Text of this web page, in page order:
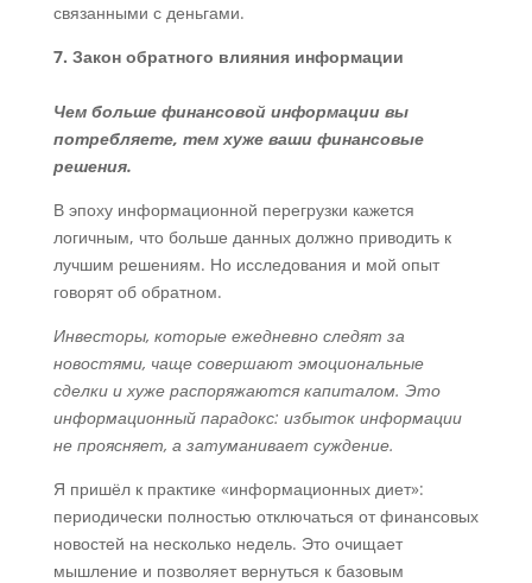
связанными с деньгами.
7. Закон обратного влияния информации
Чем больше финансовой информации вы
потребляете, тем хуже ваши финансовые
решения.
В эпоху информационной перегрузки кажется
логичным, что больше данных должно приводить к
лучшим решениям. Но исследования и мой опыт
говорят об обратном.
Инвесторы, которые ежедневно следят за
новостями, чаще совершают эмоциональные
сделки и хуже распоряжаются капиталом. Это
информационный парадокс: избыток информации
не проясняет, а затуманивает суждение.
Я пришёл к практике «информационных диет»:
периодически полностью отключаться от финансовых
новостей на несколько недель. Это очищает
мышление и позволяет вернуться к базовым